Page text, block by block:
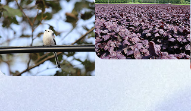
メ
ニ
ュ
ー
へ